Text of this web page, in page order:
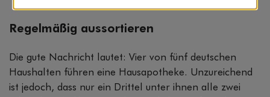
Regelmäßig aussortieren
Die gute Nachricht lautet: Vier von fünf deutschen
Haushalten führen eine Hausapotheke. Unzureichend
ist jedoch, dass nur ein Drittel unter ihnen alle zwei